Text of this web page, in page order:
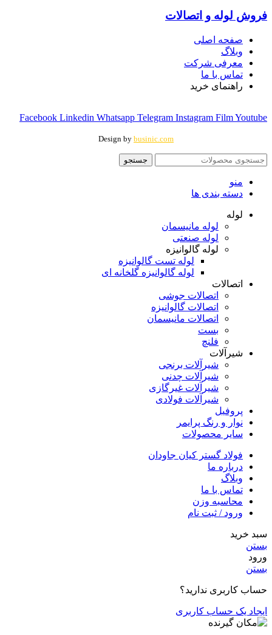
فروش لوله و اتصالات
صفحه اصلی
وبلاگ
معرفی شرکت
تماس با ما
راهنمای خرید
Facebook Linkedin Whatsapp Telegram Instagram FilmYoutube
Design by businic.com
جستجو
منو
دسته بندی ها
لوله
لوله مانیسمان
لوله صنعتی
لوله گالوانیزه
لوله تست گالوانیزه
لوله گالوانیزه گلخانه ای
اتصالات
اتصالات جوشی
اتصالات گالوانیزه
اتصالات مانیسمان
بست
فلنچ
شیرآلات
شیرآلات برنجی
شیرآلات چدنی
شیرآلات غیرگازی
شیرآلات فولادی
پروفیل
نوار و رنگ پرایمر
سایر محصولات
فولاد گستر کیان جاودان
درباره ما
وبلاگ
تماس با ما
محاسبه وزن
ورود / ثبت نام
سبد خرید
بستن
ورود
بستن
حساب کاربری ندارید؟
ایجاد یک حساب کاربری